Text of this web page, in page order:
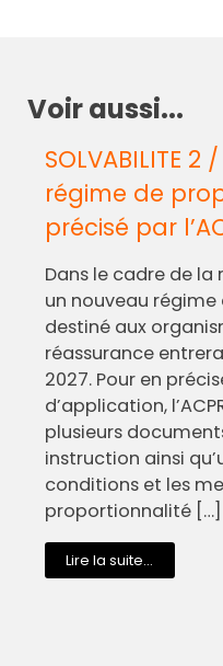
Voir aussi...
SOLVABILITE
régime de
précisé par
Dans le cadre de la
un nouveau
destiné aux
réassurance
2027. Pour en
d’application,
plusieurs
instruction ainsi
conditions et les
proportionnalité […]
Lire la suite...